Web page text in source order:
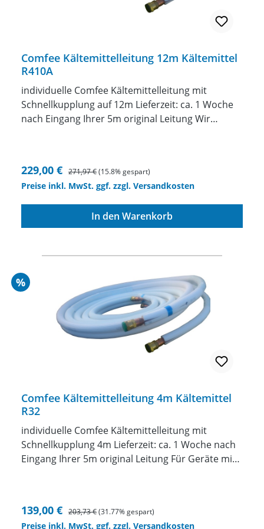
Comfee Kältemittelleitung 12m Kältemittel
R410A
individuelle Comfee Kältemittelleitung mit
Schnellkupplung auf 12m Lieferzeit: ca. 1 Woche
nach Eingang Ihrer 5m original Leitung Wir
ACHTUNG die original Leitung muss uns
eingeschickt werden. Wenn Sie das Gerät bei uns
kaufen natürlich nicht. Unser Angebot bezieht
sich auf das Verlängern oder Verkürzen der
original 5m Leitung. Diese Leitung muss uns
dann ab und senden die geänderte Leitung
anschließend zu Ihnen zurück. Preis nur für 1/4"
und 3/8" Leitung (Baugrößen 09 und 12)
Für Baugröße 18 bitte Preisaufschlag anfragen.
Verkaufspreis:
229,00 € Regulärer Preis:
271,97 €(15.8% gespart)
Preise inkl. MwSt. ggf. zzgl. Versandkosten
In den Warenkorb
Rabatt
%
Comfee Kältemittelleitung 4m Kältemittel
R32
individuelle Comfee Kältemittelleitung mit
Schnellkupplung 4m Lieferzeit: ca. 1 Woche nach
Eingang Ihrer 5m original Leitung Für Geräte mit
Länge anincl. Kältemittel in die Leitung einbringen
Verkaufspreis:
139,00 € Regulärer Preis:
203,73 €(31.77% gespart)
Preise inkl. MwSt. ggf. zzgl. Versandkosten